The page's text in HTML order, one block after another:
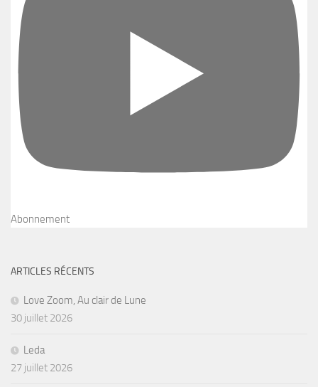
Abonnement
ARTICLES RÉCENTS
Love Zoom, Au clair de Lune
30 juillet 2026
Leda
27 juillet 2026